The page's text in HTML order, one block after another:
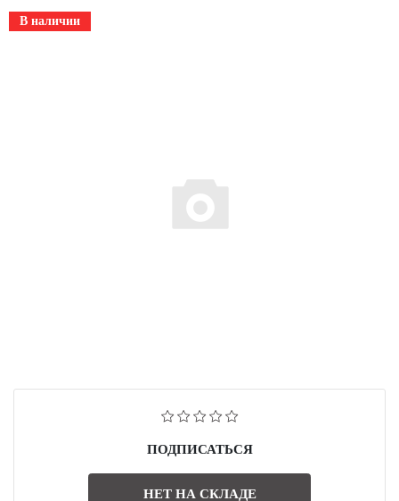
В наличии
ПОДПИСАТЬСЯ
НЕТ НА СКЛАДЕ